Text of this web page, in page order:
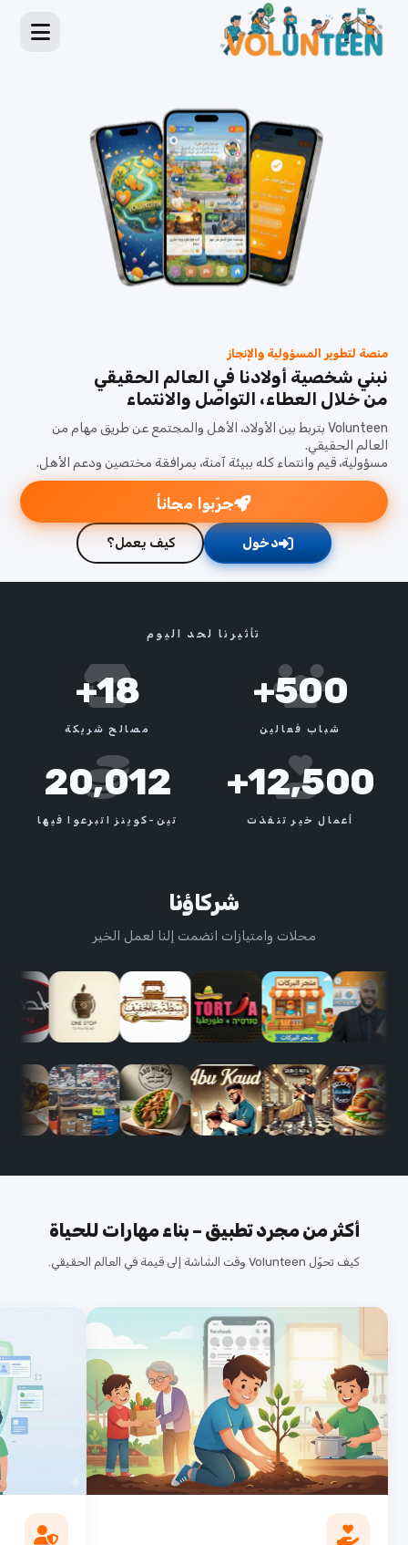
منصة لتطوير المسؤولية والإنجاز
نبني شخصية أولادنا في العالم الحقيقي
من خلال العطاء، التواصل والانتماء
Volunteen بتربط بين الأولاد، الأهل والمجتمع عن طريق مهام من
العالم الحقيقي.
مسؤولية، قيم وانتماء كله ببيئة آمنة، بمرافقة مختصين ودعم الأهل.
جرّبوا مجاناً
دخول كيف يعمل؟
تأثيرنا لحد اليوم
500+
شباب فعالين
18+
مصالح شريكة
12,500+
أعمال خير تنفذت
20,012
تين-كوينز اتبرعوا فيها
شركاؤنا
محلات وامتيازات انضمت إلنا لعمل الخير
أكثر من مجرد تطبيق – بناء مهارات للحياة
كيف تحوّل Volunteen وقت الشاشة إلى قيمة في العالم الحقيقي.